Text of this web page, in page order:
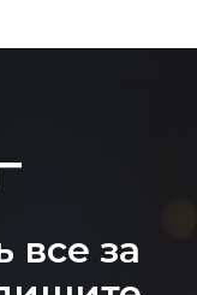
все за